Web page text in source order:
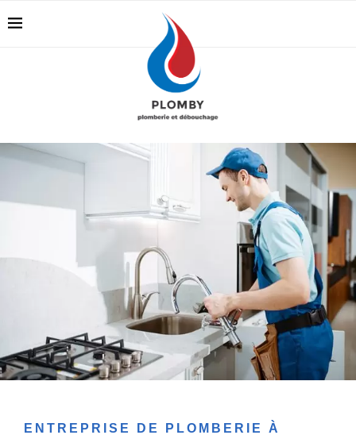
ENTREPRISE DE PLOMBERIE À